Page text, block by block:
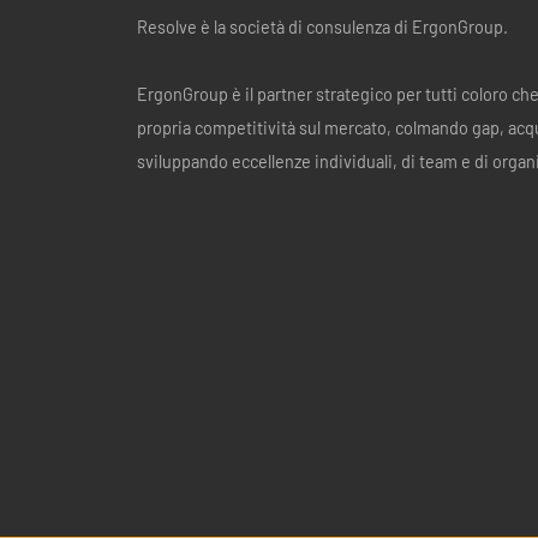
Resolve è la società di consulenza di ErgonGroup.
ErgonGroup è il partner strategico per tutti coloro
propria competitività sul mercato, colmando gap,
sviluppando eccellenze individuali, di team e di